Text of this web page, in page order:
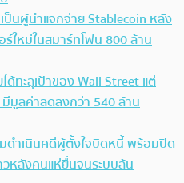
ป็นผู้นำแจกจ่าย Stablecoin หลัง
ร์ใหม่ในสมาร์ทโฟน 800 ล้าน
ด้ทะลุเป้าของ Wall Street แต่
มูลค่าลดลงกว่า 540 ล้าน
ดำเนินคดีผู้ตั้งใจบิดหนี้ พร้อมปิด
หลังคนแห่ยื่นจนระบบล้น